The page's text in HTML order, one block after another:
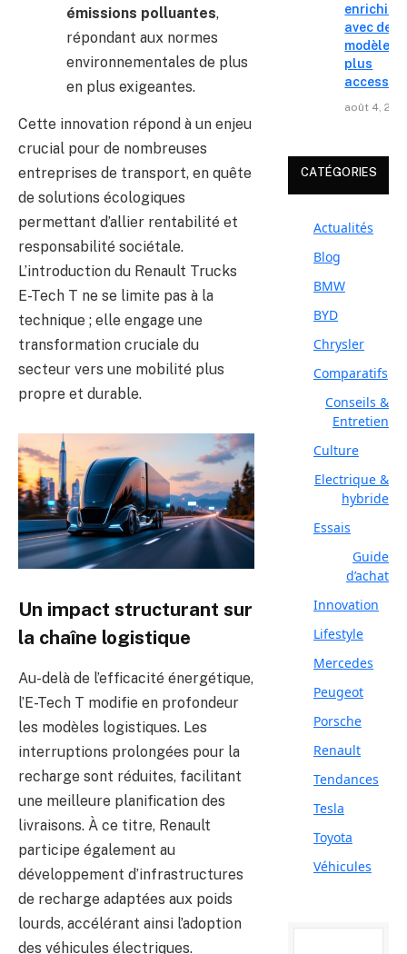
émissions polluantes,
répondant aux normes
environnementales de plus
en plus exigeantes.
Cette innovation répond à un enjeu
crucial pour de nombreuses
entreprises de transport, en quête
de solutions écologiques
permettant d’allier rentabilité et
responsabilité sociétale.
L’introduction du Renault Trucks
E-Tech T ne se limite pas à la
technique ; elle engage une
transformation cruciale du
secteur vers une mobilité plus
propre et durable.
Un impact structurant sur
la chaîne logistique
Au-delà de l’efficacité énergétique,
l’E-Tech T modifie en profondeur
les modèles logistiques. Les
interruptions prolongées pour la
recharge sont réduites, facilitant
une meilleure planification des
livraisons. À ce titre, Renault
participe également au
développement d’infrastructures
de recharge adaptées aux poids
lourds, accélérant ainsi l’adoption
des véhicules électriques.
enrichie
avec des
modèles
plus
août 4,
CATÉGORIES
Actualités
Blog
BMW
BYD
Chrysler
Comparatifs
Conseils &
Entretien
Culture
Electrique &
hybride
Essais
Guide
d’achat
Innovation
Lifestyle
Mercedes
Peugeot
Porsche
Renault
Tendances
Tesla
Toyota
Véhicules